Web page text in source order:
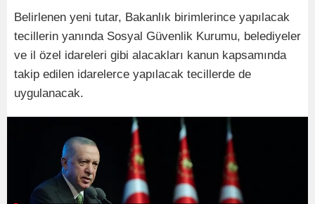
Belirlenen yeni tutar, Bakanlık birimlerince yapılacak
tecillerin yanında Sosyal Güvenlik Kurumu, belediyeler
ve il özel idareleri gibi alacakları kanun kapsamında
takip edilen idarelerce yapılacak tecillerde de
uygulanacak.